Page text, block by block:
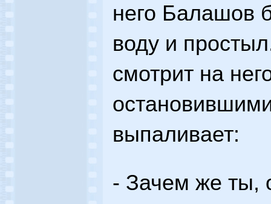
него Балашов
воду и
смотрит на
выпаливает:
- Зачем же ты,